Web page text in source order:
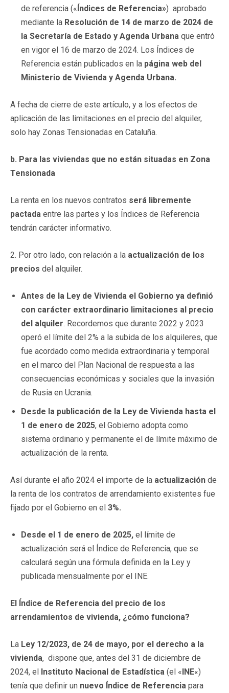
de referencia («Índices de Referencia») aprobado
mediante la Resolución de 14 de marzo de 2024 de
la Secretaría de Estado y Agenda Urbana que entró
en vigor el 16 de marzo de 2024. Los Índices de
Referencia están publicados en la página web del
Ministerio de Vivienda y Agenda Urbana.
A fecha de cierre de este artículo, y a los efectos de
aplicación de las limitaciones en el precio del alquiler,
solo hay Zonas Tensionadas en Cataluña.
b. Para las viviendas que no están situadas en Zona
Tensionada
La renta en los nuevos contratos será libremente
pactada entre las partes y los Índices de Referencia
tendrán carácter informativo.
2. Por otro lado, con relación a la actualización de los
precios del alquiler.
Antes de la Ley de Vivienda el Gobierno ya definió
con carácter extraordinario limitaciones al precio
del alquiler. Recordemos que durante 2022 y 2023
operó el límite del 2% a la subida de los alquileres, que
fue acordado como medida extraordinaria y temporal
en el marco del Plan Nacional de respuesta a las
consecuencias económicas y sociales que la invasión
de Rusia en Ucrania.
Desde la publicación de la Ley de Vivienda hasta el
1 de enero de 2025, el Gobierno adopta como
sistema ordinario y permanente el de límite máximo de
actualización de la renta.
Así durante el año 2024 el importe de la actualización de
la renta de los contratos de arrendamiento existentes fue
fijado por el Gobierno en el 3%.
Desde el 1 de enero de 2025, el límite de
actualización será el Índice de Referencia, que se
calculará según una fórmula definida en la Ley y
publicada mensualmente por el INE.
El Índice de Referencia del precio de los
arrendamientos de vivienda, ¿cómo funciona?
La Ley 12/2023, de 24 de mayo, por el derecho a la
vivienda, dispone que, antes del 31 de diciembre de
2024, el Instituto Nacional de Estadística (el «INE«)
tenía que definir un nuevo Índice de Referencia para